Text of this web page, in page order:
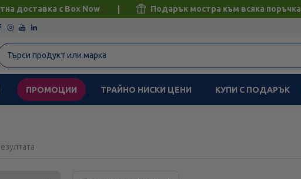
доставка с Box Now Подарък мостра към всяка поръчка
ПРОМОЦИИ ТРАЙНО НИСКИ ЦЕНИ КУПИ С ПОДАРЪК